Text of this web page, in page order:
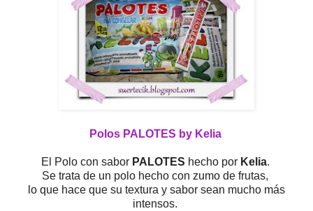
Polos PALOTES by Kelia
El Polo con sabor PALOTES hecho por Kelia.
Se trata de un polo hecho con zumo de frutas,
lo que hace que su textura y sabor sean mucho más
intensos.